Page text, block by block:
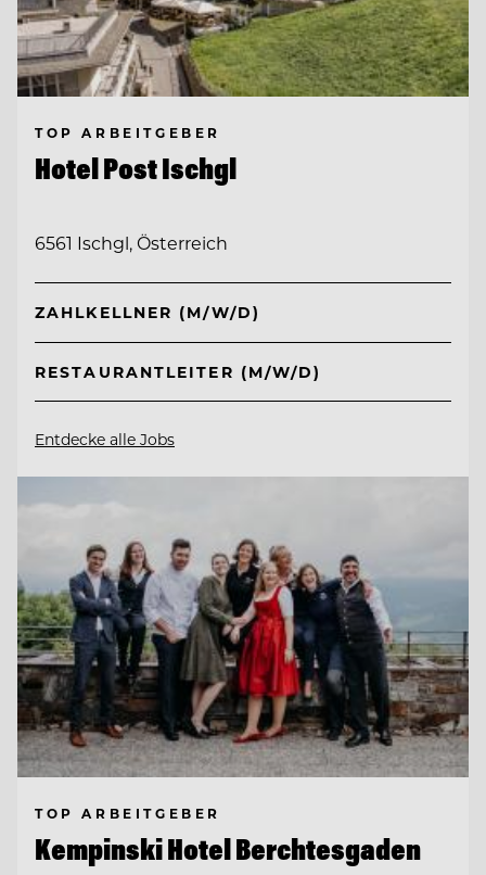
TOP ARBEITGEBER
Hotel Post Ischgl
6561 Ischgl, Österreich
ZAHLKELLNER (M/W/D)
RESTAURANTLEITER (M/W/D)
Entdecke alle Jobs
TOP ARBEITGEBER
Kempinski Hotel Berchtesgaden